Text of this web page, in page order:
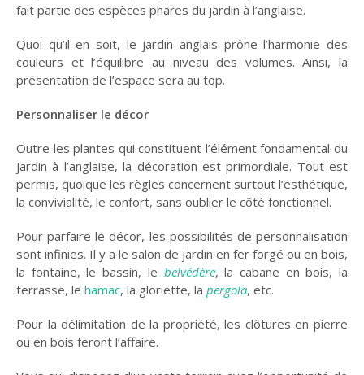
fait partie des espèces phares du jardin à l’anglaise.
Quoi qu’il en soit, le jardin anglais prône l’harmonie des
couleurs et l’équilibre au niveau des volumes. Ainsi, la
présentation de l’espace sera au top.
Personnaliser le décor
Outre les plantes qui constituent l’élément fondamental du
jardin à l’anglaise, la décoration est primordiale. Tout est
permis, quoique les règles concernent surtout l’esthétique,
la convivialité, le confort, sans oublier le côté fonctionnel.
Pour parfaire le décor, les possibilités de personnalisation
sont infinies. Il y a le salon de jardin en fer forgé ou en bois,
la fontaine, le bassin, le belvédère, la cabane en bois, la
terrasse, le hamac, la gloriette, la pergola, etc.
Pour la délimitation de la propriété, les clôtures en pierre
ou en bois feront l’affaire.